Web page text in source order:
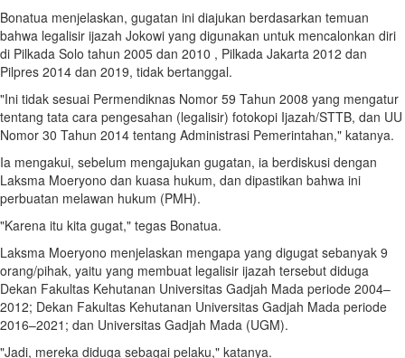
Bonatua menjelaskan, gugatan ini diajukan berdasarkan temuan
bahwa legalisir ijazah Jokowi yang digunakan untuk mencalonkan diri
di Pilkada Solo tahun 2005 dan 2010 , Pilkada Jakarta 2012 dan
Pilpres 2014 dan 2019, tidak bertanggal.
"Ini tidak sesuai Permendiknas Nomor 59 Tahun 2008 yang mengatur
tentang tata cara pengesahan (legalisir) fotokopi Ijazah/STTB, dan UU
Nomor 30 Tahun 2014 tentang Administrasi Pemerintahan," katanya.
Ia mengakui, sebelum mengajukan gugatan, ia berdiskusi dengan
Laksma Moeryono dan kuasa hukum, dan dipastikan bahwa ini
perbuatan melawan hukum (PMH).
"Karena itu kita gugat," tegas Bonatua.
Laksma Moeryono menjelaskan mengapa yang digugat sebanyak 9
orang/pihak, yaitu yang membuat legalisir ijazah tersebut diduga
Dekan Fakultas Kehutanan Universitas Gadjah Mada periode 2004–
2012; Dekan Fakultas Kehutanan Universitas Gadjah Mada periode
2016–2021; dan Universitas Gadjah Mada (UGM).
"Jadi, mereka diduga sebagai pelaku," katanya.